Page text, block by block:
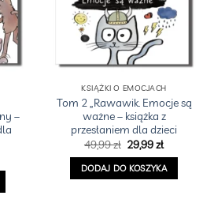
–
zł.
KSIĄŻKI O EMOCJACH
Tom 2 „Rawawik. Emocje są
ważne – książka z
przesłaniem dla dzieci
49,99zł Pierwotna
cena
wynosiła:
49,99 zł.
29,99złAktualna
wynosi:
29,99 zł.
DODAJ DO KOSZYKA